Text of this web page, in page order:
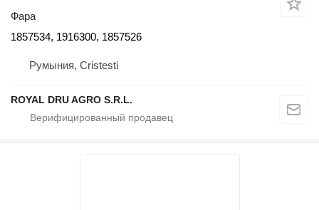
Фара
1857534, 1916300, 1857526
Румыния, Cristesti
ROYAL DRU AGRO S.R.L.